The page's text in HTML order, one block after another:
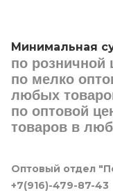
Минимальная
по розничной
по мелко
любых
по оптовой
товаров в
Оптовый отдел
+7(916)-479-87-43